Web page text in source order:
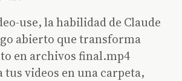
use, la habilidad de Claude
abierto que transforma
en archivos final.mp4
tus videos en una carpeta,